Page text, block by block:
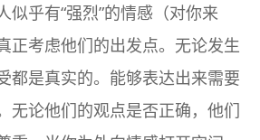
似乎有“强烈”的情感（对你来
正考虑他们的出发点。无论发生
都是真实的。能够表达出来需要
无论他们的观点是否正确，他们